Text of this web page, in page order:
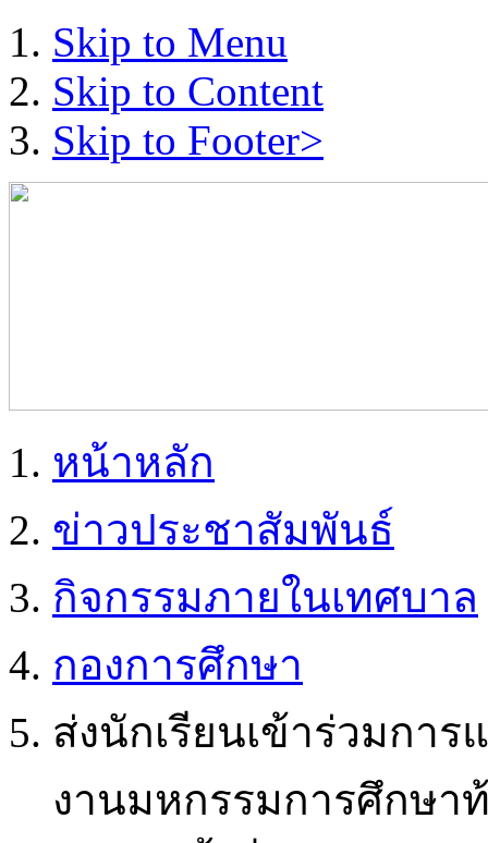
Skip to Menu
Skip to Content
Skip to Footer>
หน้าหลัก
ข่าวประชาสัมพันธ์
กิจกรรมภายในเทศบาล
กองการศึกษา
ส่งนักเรียนเข้าร่วมกา
งานมหกรรมการศึกษา